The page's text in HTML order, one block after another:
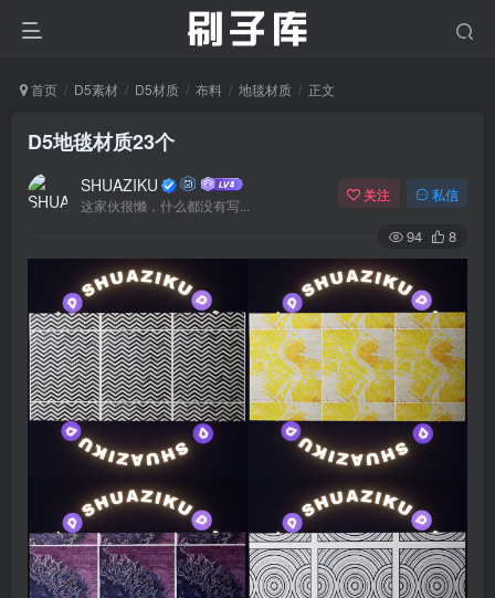
首页 D5素材 D5材质 布料 地毯材质 正文
D5地毯材质23个
SHUAZIKU
这家伙很懒，什么都没有写...
关注 私信
94 8